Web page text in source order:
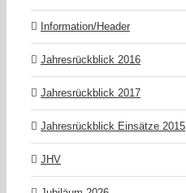
Information/Header
Jahresrückblick 2016
Jahresrückblick 2017
Jahresrückblick Einsätze 2015
JHV